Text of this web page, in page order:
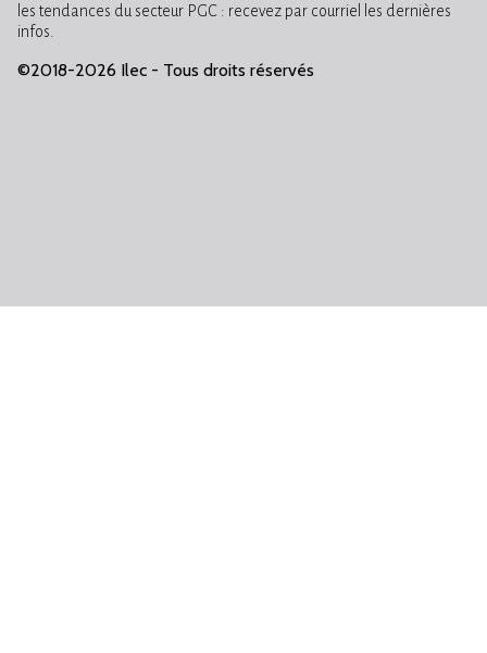
les tendances du secteur PGC : recevez par courriel les dernières
infos.
©2018-2026 Ilec - Tous droits réservés